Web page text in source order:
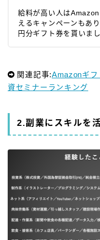
給料が高い人は
えるキャンペーンもあ
円分ギフト券を貰いまし
関連記事:Amazonギフ
資セミナーランキング
2.副業にスキルを